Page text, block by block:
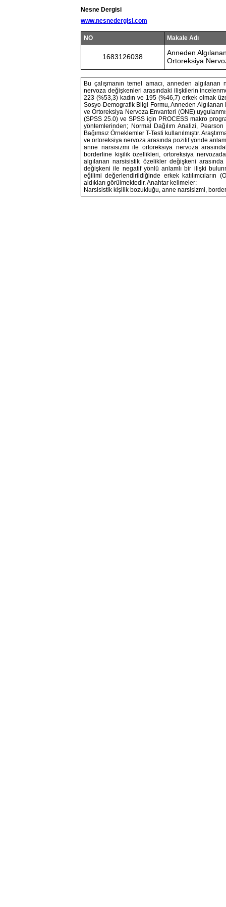
Nesne Dergisi
www.nesnedergisi.com
NO Makale Adı
1683126038
Anneden
Ortoreksiya
Bu çalışmanın temel amacı, anneden
nervoza değişkenleri arasındaki ilişkilerin
223 (%53,3) kadın ve 195 (%46,7) erkek olmak
Sosyo-Demografik Bilgi Formu, Anneden
ve Ortoreksiya Nervoza Envanteri (ONE)
(SPSS 25.0) ve SPSS için PROCESS makro
yöntemlerinden; Normal Dağılım Analizi,
Bağımsız Örneklemler T-Testi kullanılmıştır.
ve ortoreksiya nervoza arasında pozitif yönde
anne narsisizmi ile ortoreksiya nervoza
borderline kişilik özellikleri, ortoreksiya
algılanan narsisistik özelikler değişkeni
değişkeni ile negatif yönlü anlamlı bir ilişki
eğilimi değerlendirildiğinde erkek katılımcıların
aldıkları görülmektedir. Anahtar kelimeler:
Narsisistik kişilik bozukluğu, anne narsisizmi,